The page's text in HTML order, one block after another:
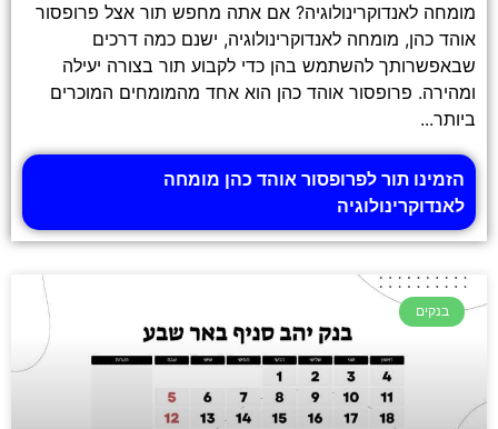
מומחה לאנדוקרינולוגיה? אם אתה מחפש תור אצל פרופסור
אוהד כהן, מומחה לאנדוקרינולוגיה, ישנם כמה דרכים
שבאפשרותך להשתמש בהן כדי לקבוע תור בצורה יעילה
ומהירה. פרופסור אוהד כהן הוא אחד מהמומחים המוכרים
ביותר...
הזמינו תור לפרופסור אוהד כהן מומחה
לאנדוקרינולוגיה
בנקים